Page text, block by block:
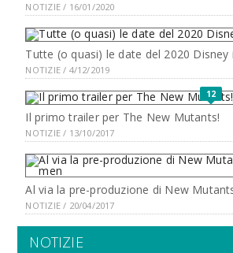
NOTIZIE / 16/01/2020
Tutte (o quasi) le date del 2020 Disney
NOTIZIE / 4/12/2019
12
Il primo trailer per The New Mutants!
NOTIZIE / 13/10/2017
Al via la pre-produzione di New
NOTIZIE / 20/04/2017
NOTIZIE